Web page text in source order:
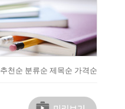
추천순 분류순 제목순 가격순